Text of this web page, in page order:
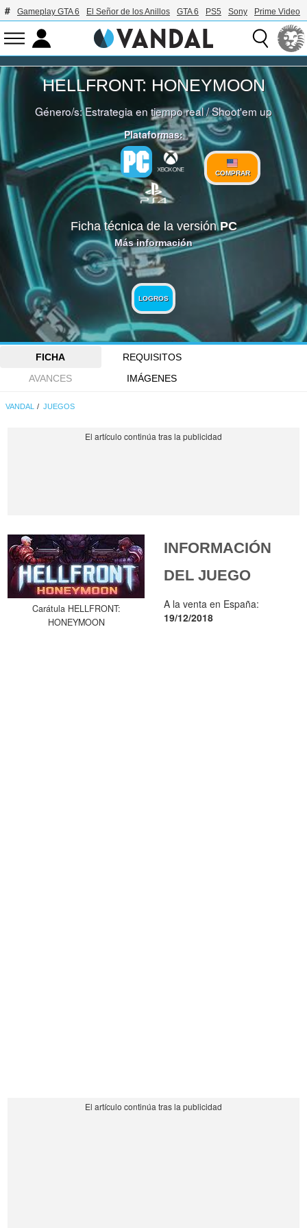
Gameplay GTA 6 El Señor de los Anillos GTA 6 PS5 Sony Prime Video
HELLFRONT: HONEYMOON
Género/s:Estrategia en tiempo real/Shoot'em up
Plataformas:
COMPRAR
Ficha técnica de la versiónPC
Más información
LOGROS
FICHA
REQUISITOS
AVANCES
IMÁGENES
VANDAL JUEGOS
Carátula HELLFRONT:
HONEYMOON
INFORMACIÓN
DEL JUEGO
A la venta en España:
19/12/2018